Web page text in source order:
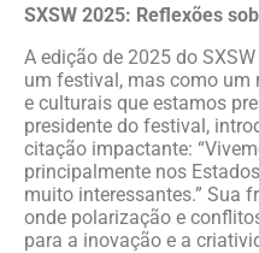
SXSW 2025: Reflexões
A edição de 2025 do
um festival, mas como um
e culturais que estamos
presidente do festival,
citação impactante:
principalmente nos
muito interessantes.” Sua
onde polarização e
para a inovação e a